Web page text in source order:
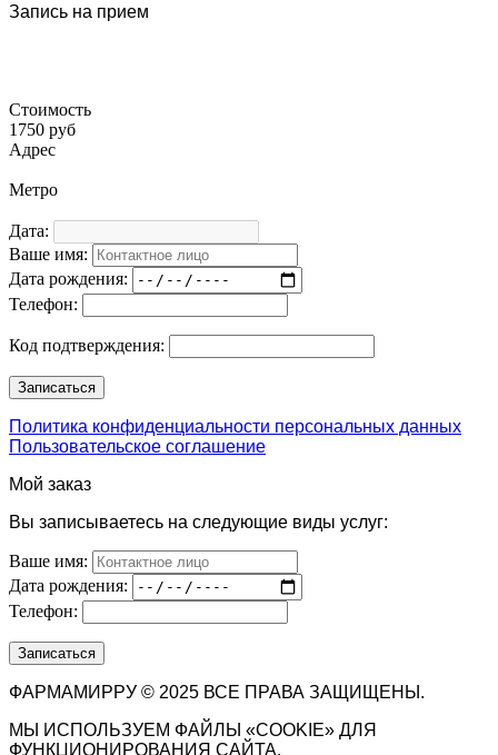
Запись на прием
Стоимость
1750 руб
Адрес
Метро
Дата:
Ваше имя:
Дата рождения:
Телефон:
Код подтверждения:
Политика конфиденциальности персональных данных
Пользовательское соглашение
Мой заказ
Вы записываетесь на следующие виды услуг:
Ваше имя:
Дата рождения:
Телефон:
ФАРМАМИРРУ © 2025 ВСЕ ПРАВА ЗАЩИЩЕНЫ.
МЫ ИСПОЛЬЗУЕМ ФАЙЛЫ «COOKIE» ДЛЯ
ФУНКЦИОНИРОВАНИЯ САЙТА.